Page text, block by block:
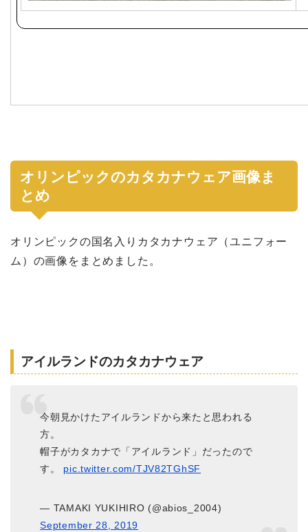
オリンピックのカタカナウェア画像ま
とめ
オリンピックの国名入りカタカナウェア（ユニフォー
ム）の画像をまとめました。
アイルランドのカタカナウェア
今朝見かけたアイルランドから来たと思われる
方。
帽子がカタカナで「アイルランド」だったので
す。 pic.twitter.com/TJV82TGhSF
— TAMAKI YUKIHIRO (@abios_2004)
September 28, 2019